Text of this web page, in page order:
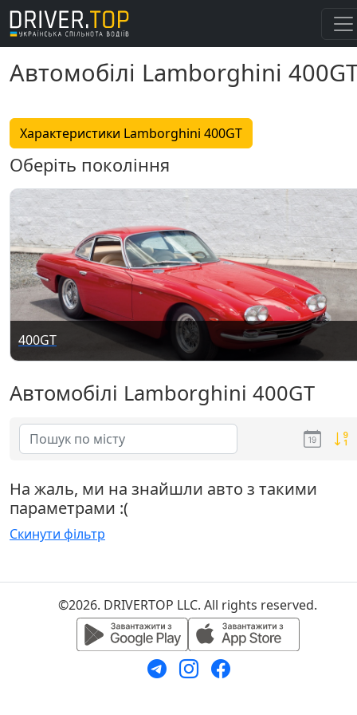
Автомобілі Lamborghini
Характеристики Lamborghini 400GT
Оберіть покоління
400GT
Автомобілі Lamborghini 400GT
На жаль, ми на знайшли авто з такими
параметрами :(
Скинути фільтр
©2026. DRIVERTOP LLC. All rights reserved.